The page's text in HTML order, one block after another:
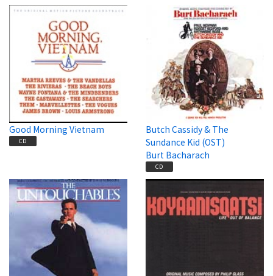
Good Morning Vietnam
CD
Butch Cassidy & The
Sundance Kid (OST)
Burt Bacharach
CD